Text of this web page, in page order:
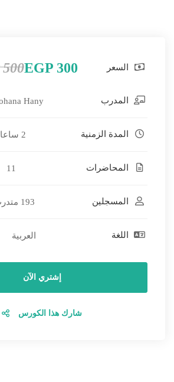
السعر EGP 300
المدرب Hany
المدة الزمنية 2 ساعات
المحاضرات 11
المسجلين 193 متدرب
اللغة العربية
إشتري الآن
شارك هذا الكورس